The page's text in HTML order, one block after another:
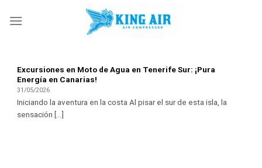
Excursiones en Moto de Agua en Tenerife Sur: ¡Pura
Energía en Canarias!
31/05/2026
Iniciando la aventura en la costa Al pisar el sur de esta isla, la
sensación [...]